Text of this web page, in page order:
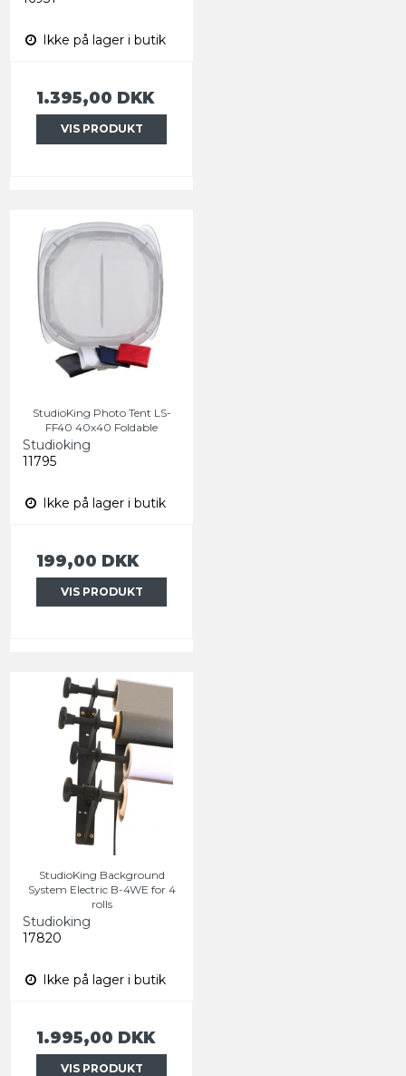
Ikke på lager i butik
1.395,00 DKK
VIS PRODUKT
StudioKing Photo Tent LS-
FF40 40x40 Foldable
Studioking
11795
Ikke på lager i butik
199,00 DKK
VIS PRODUKT
StudioKing Background
System Electric B-4WE for 4
rolls
Studioking
17820
Ikke på lager i butik
1.995,00 DKK
VIS PRODUKT